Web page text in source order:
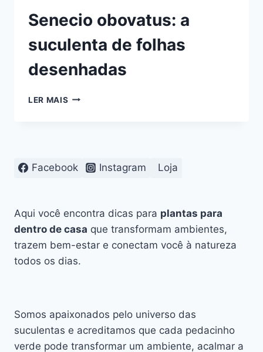
Senecio obovatus: a
suculenta de folhas
desenhadas
LER MAIS SENECIO
DESENHADAS
Facebook Instagram Loja
Aqui você encontra dicas para plantas para
dentro de casa que transformam ambientes,
trazem bem-estar e conectam você à natureza
todos os dias.
Somos apaixonados pelo universo das
suculentas e acreditamos que cada pedacinho
verde pode transformar um ambiente, acalmar a